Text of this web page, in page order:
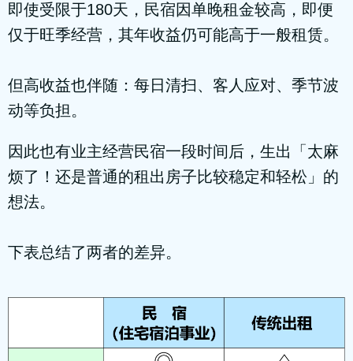
即使受限于180天，民宿因单晚租金较高，即便
仅于旺季经营，其年收益仍可能高于一般租赁。
但高收益也伴随：每日清扫、客人应对、季节波
动等负担。
因此也有业主经营民宿一段时间后，生出「太麻
烦了！还是普通的租出房子比较稳定和轻松」的
想法。
下表总结了两者的差异。